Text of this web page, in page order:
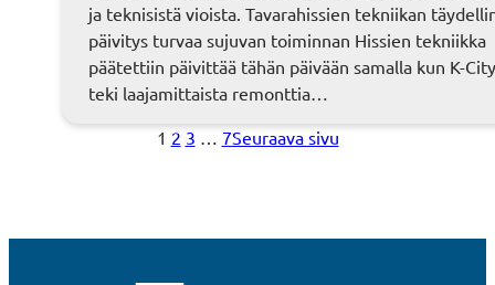
ja teknisistä vioista. Tavarahissien tekniikan
päivitys turvaa sujuvan toiminnan Hissien tekniikka
päätettiin päivittää tähän päivään samalla kun K-
teki laajamittaista remonttia…
1 2 3 … 7Seuraava sivu